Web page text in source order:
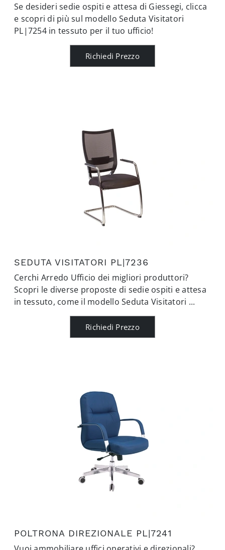
Se desideri sedie ospiti e attesa di Giessegi, clicca
e scopri di più sul modello Seduta Visitatori
PL|7254 in tessuto per il tuo ufficio!
Richiedi Prezzo
SEDUTA VISITATORI PL|7236
Cerchi Arredo Ufficio dei migliori produttori?
Scopri le diverse proposte di sedie ospiti e attesa
in tessuto, come il modello Seduta Visitatori ...
Richiedi Prezzo
POLTRONA DIREZIONALE PL|7241